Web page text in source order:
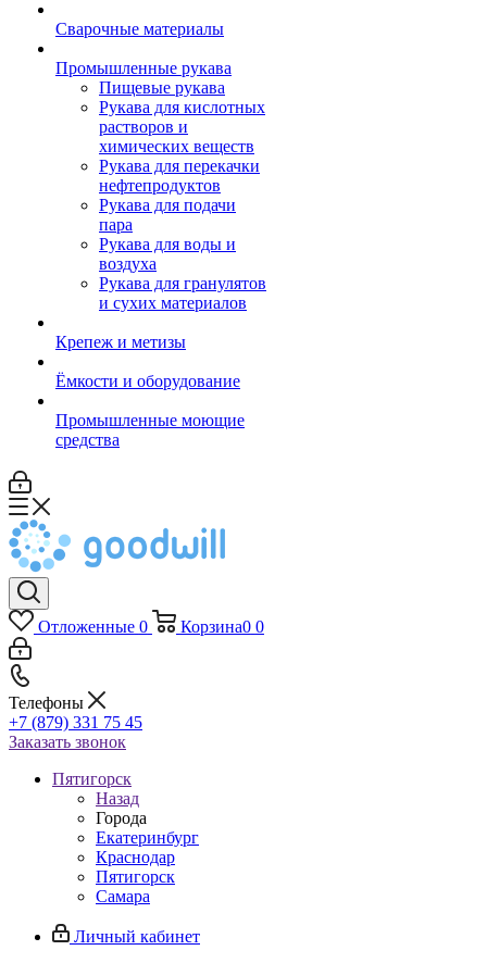
Сварочные материалы
Промышленные рукава
Пищевые рукава
Рукава для кислотных
растворов и
химических веществ
Рукава для перекачки
нефтепродуктов
Рукава для подачи
пара
Рукава для воды и
воздуха
Рукава для гранулятов
и сухих материалов
Крепеж и метизы
Ёмкости и оборудование
Промышленные моющие
средства
Отложенные 0 Корзина0 0
Телефоны
+7 (879) 331 75 45
Заказать звонок
Пятигорск
Назад
Города
Екатеринбург
Краснодар
Пятигорск
Самара
Личный кабинет